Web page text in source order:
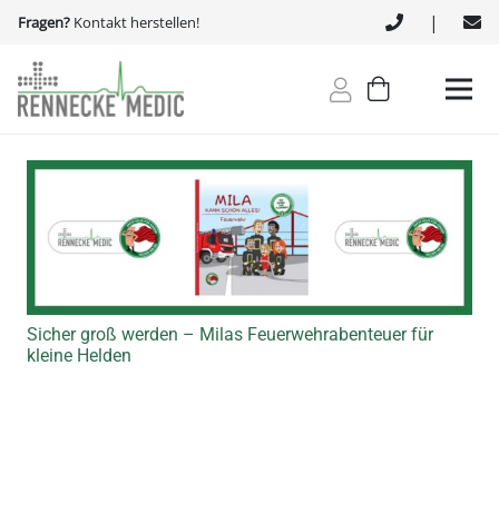
Fragen? Kontakt herstellen! |
Sicher groß werden – Milas Feuerwehrabenteuer für
kleine Helden